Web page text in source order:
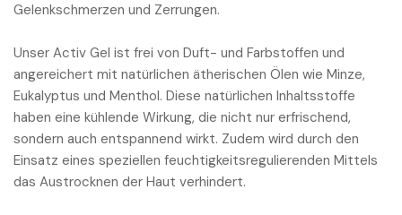
Gelenkschmerzen und Zerrungen.
Unser Activ Gel ist frei von Duft- und Farbstoffen und
angereichert mit natürlichen ätherischen Ölen wie Minze,
Eukalyptus und Menthol. Diese natürlichen Inhaltsstoffe
haben eine kühlende Wirkung, die nicht nur erfrischend,
sondern auch entspannend wirkt. Zudem wird durch den
Einsatz eines speziellen feuchtigkeitsregulierenden Mittels
das Austrocknen der Haut verhindert.